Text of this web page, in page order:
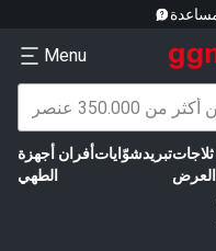
Menu
أجهزة
الطهي
أفران شوّاياتتبريدثلاجات
العرض